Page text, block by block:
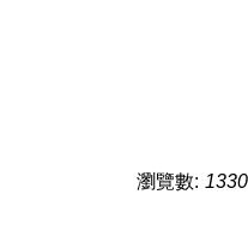
瀏覽數: 1330